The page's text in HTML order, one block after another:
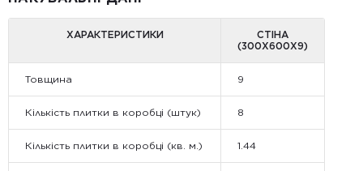
ХАРАКТЕРИСТИКИ
СТІНА
(300Х600Х9)
Товщина 9
Кількість плитки в коробці (штук) 8
Кількість плитки в коробці (кв. м.) 1.44